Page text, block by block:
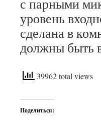
с парными
уровень
сделана в
должны быть
39962 total views
Поделиться: